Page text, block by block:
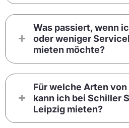
Was passiert, wenn
oder weniger
mieten möchte?
Für welche Arten
kann ich bei Schiller
Leipzig mieten?